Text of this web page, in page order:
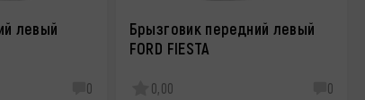
левый
0
Брызговик передний левый
FORD FIESTA
0,00 0